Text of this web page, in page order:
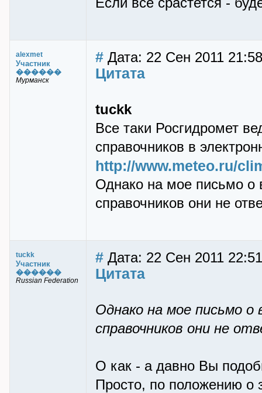
alexmet
Участник
������
Мурманск
# Дата: 22 Сен 2011 21:58
Цитата
tuckk
Все таки Росгидромет
справочников в
http://www.meteo.ru/
Однако на мое письмо о
справочников они не
tuckk
Участник
������
Russian Federation
# Дата: 22 Сен 2011 22:51
Цитата
Однако на мое письмо о
справочников они не
О как - а давно Вы
Просто, по положению о